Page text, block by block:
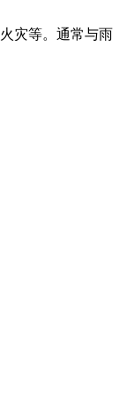
灾等。通常与雨